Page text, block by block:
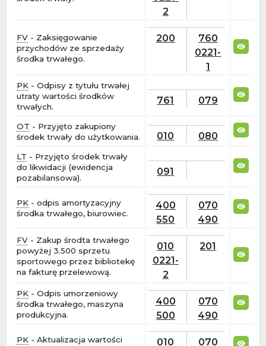
2
FV - Zaksięgowanie
przychodów ze sprzedaży
środka trwałego.
200
760
0221-
1
PK - Odpisy z tytułu trwałej
utraty wartości środków
trwałych.
761 079
OT - Przyjęto zakupiony
środek trwały do użytkowania.
010 080
LT - Przyjęto środek trwały
do likwidacji (ewidencja
pozabilansowa).
091
PK - odpis amortyzacyjny
środka trwałego, biurowiec.
400
550
070
490
FV - Zakup środta trwałego
powyżej 3.500 sprzetu
sportowego przez bibliotekę
na fakturę przelewową.
010
0221-
2
201
PK - Odpis umorzeniowy
środka trwałego, maszyna
produkcyjna.
400
500
070
490
PK - Aktualizacja wartości
010 070